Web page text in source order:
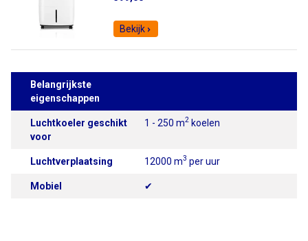
Bekijk
Belangrijkste
eigenschappen
Luchtkoeler geschikt
voor
1 - 250 m2 koelen
Luchtverplaatsing 12000 m3 per uur
Mobiel ✔